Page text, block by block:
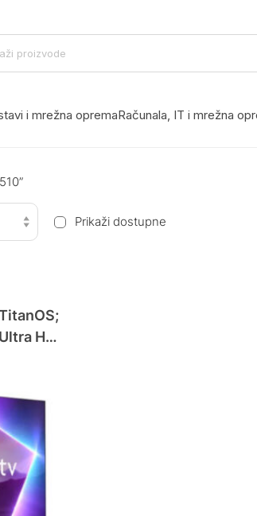
i mrežna opremaRačunala, IT i mrežna
Prikaži dostupne
HD;